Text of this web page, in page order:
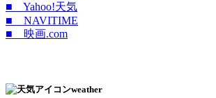
■ Yahoo!天気
■ NAVITIME
■ 映画.com
weather